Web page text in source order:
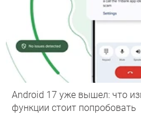
Android 17 уже вышел: что
функции стоит попробовать